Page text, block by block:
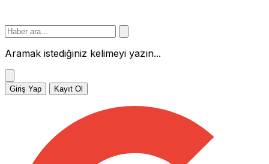
Aramak istediğiniz kelimeyi yazın...
Giriş Yap Kayıt Ol